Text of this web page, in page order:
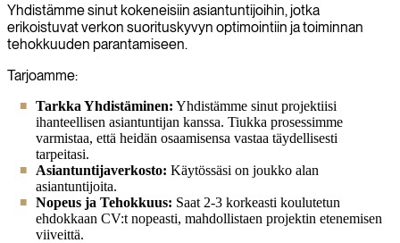
Yhdistämme sinut kokeneisiin asiantuntijoihin, jotka
erikoistuvat verkon suorituskyvyn optimointiin ja toiminnan
tehokkuuden parantamiseen.
Tarjoamme:
Tarkka Yhdistäminen: Yhdistämme sinut projektiisi
ihanteellisen asiantuntijan kanssa. Tiukka prosessimme
varmistaa, että heidän osaamisensa vastaa täydellisesti
tarpeitasi.
Asiantuntijaverkosto: Käytössäsi on joukko alan
asiantuntijoita.
Nopeus ja Tehokkuus: Saat 2-3 korkeasti koulutetun
ehdokkaan CV:t nopeasti, mahdollistaen projektin etenemisen
viiveittä.